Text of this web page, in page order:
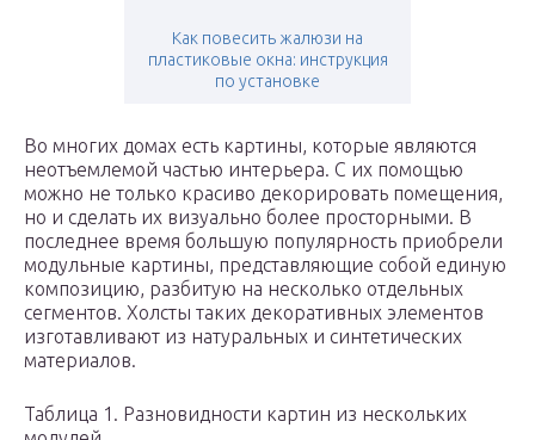
Как повесить жалюзи на
пластиковые окна: инструкция
по установке
Во многих домах есть картины, которые являются
неотъемлемой частью интерьера. С их помощью
можно не только красиво декорировать помещения,
но и сделать их визуально более просторными. В
последнее время большую популярность приобрели
модульные картины, представляющие собой единую
композицию, разбитую на несколько отдельных
сегментов. Холсты таких декоративных элементов
изготавливают из натуральных и синтетических
материалов.
Таблица 1. Разновидности картин из нескольких